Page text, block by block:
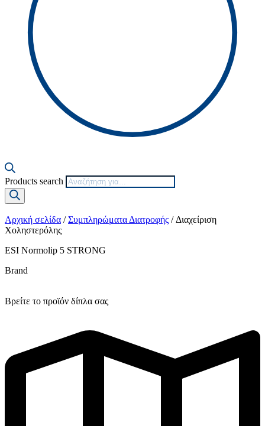
Products search
Αρχική σελίδα /Συμπληρώματα Διατροφής / Διαχείριση
Χοληστερόλης
ESI Normolip 5 STRONG
Brand
Βρείτε το προϊόν δίπλα σας